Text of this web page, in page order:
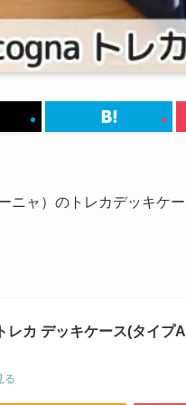
ニャ）のトレカデッキケ
レカ デッキケース(タイプ
る